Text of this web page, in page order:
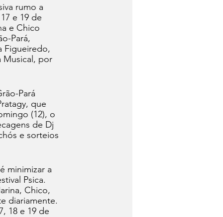
rumo a
e 19 de
e Chico
Pará,
Figueiredo,
Musical, por
Pará
que
(12), o
de Dj
e sorteios
minimizar a
Psica.
Chico,
diariamente.
18 e 19 de